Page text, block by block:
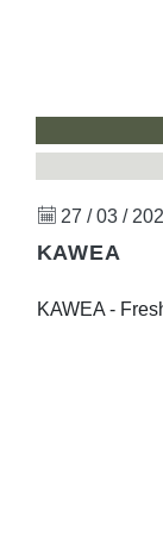
27 / 03 /
KAWEA
KAWEA -